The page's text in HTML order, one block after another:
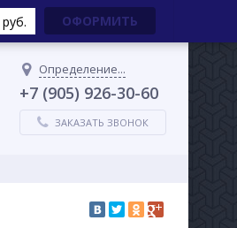
Определение...
+7 (905) 926-30-60
ЗАКАЗАТЬ ЗВОНОК
руб. ОФОРМИТЬ